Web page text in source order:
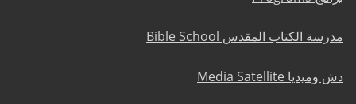
مدرسة الكتاب المقدس Bible School
دش وميديا Media Satellite